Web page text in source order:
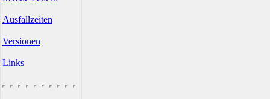
Ausfallzeiten
Versionen
Links